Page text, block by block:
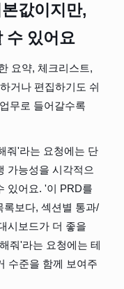
값이지만,
수 있어요
요약, 체크리스트,
거나 편집하기도 쉬
무로 들어갈수록
줘'라는 요청에는 단
가능성을 시각적으
있어요. '이 PRD를
록보다, 섹션별 통과/
시보드가 더 좋을
줘'라는 요청에는 테
수준을 함께 보여주